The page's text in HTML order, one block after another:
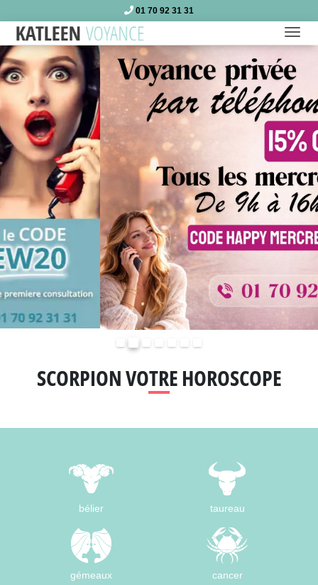
01 70 92 31 31
SCORPION VOTRE HOROSCOPE
bélier taureau
gémeaux cancer